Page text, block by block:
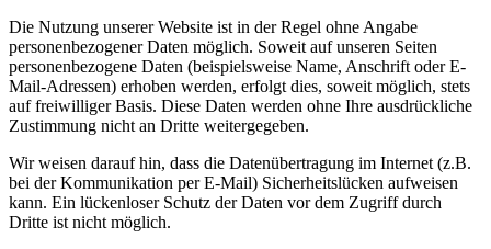
Die Nutzung unserer Website ist in der Regel ohne Angabe
personenbezogener Daten möglich. Soweit auf unseren Seiten
personenbezogene Daten (beispielsweise Name, Anschrift oder E-
Mail-Adressen) erhoben werden, erfolgt dies, soweit möglich, stets
auf freiwilliger Basis. Diese Daten werden ohne Ihre ausdrückliche
Zustimmung nicht an Dritte weitergegeben.
Wir weisen darauf hin, dass die Datenübertragung im Internet (z.B.
bei der Kommunikation per E-Mail) Sicherheitslücken aufweisen
kann. Ein lückenloser Schutz der Daten vor dem Zugriff durch
Dritte ist nicht möglich.